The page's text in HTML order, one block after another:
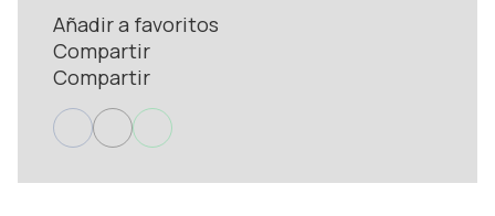
Añadir a favoritos
Compartir
Compartir